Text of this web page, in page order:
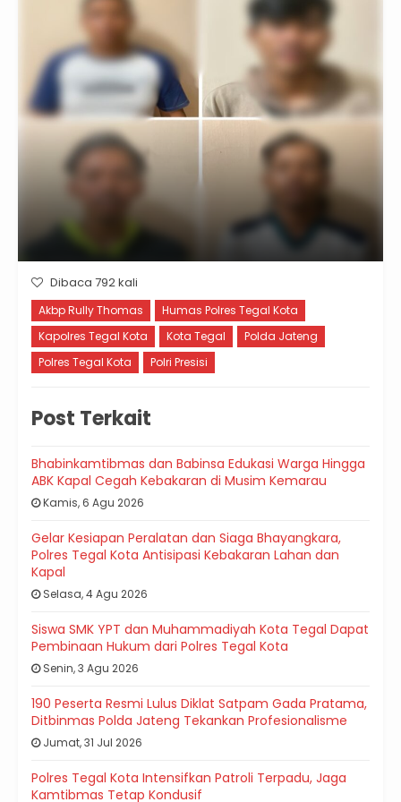
Dibaca 792 kali
Akbp Rully Thomas
Humas Polres Tegal Kota
Kapolres Tegal Kota
Kota Tegal
Polda Jateng
Polres Tegal Kota
Polri Presisi
Post Terkait
Bhabinkamtibmas dan Babinsa Edukasi Warga Hingga
ABK Kapal Cegah Kebakaran di Musim Kemarau
Kamis, 6 Agu 2026
Gelar Kesiapan Peralatan dan Siaga Bhayangkara,
Polres Tegal Kota Antisipasi Kebakaran Lahan dan
Kapal
Selasa, 4 Agu 2026
Siswa SMK YPT dan Muhammadiyah Kota Tegal Dapat
Pembinaan Hukum dari Polres Tegal Kota
Senin, 3 Agu 2026
190 Peserta Resmi Lulus Diklat Satpam Gada Pratama,
Ditbinmas Polda Jateng Tekankan Profesionalisme
Jumat, 31 Jul 2026
Polres Tegal Kota Intensifkan Patroli Terpadu, Jaga
Kamtibmas Tetap Kondusif